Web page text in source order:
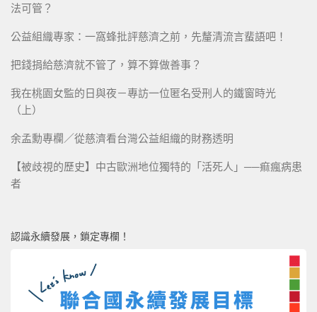
法可管？
公益組織專家：一窩蜂批評慈濟之前，先釐清流言蜚語吧！
把錢捐給慈濟就不管了，算不算做善事？
我在桃園女監的日與夜－專訪一位匿名受刑人的鐵窗時光
（上）
余孟勳專欄／從慈濟看台灣公益組織的財務透明
【被歧視的歷史】中古歐洲地位獨特的「活死人」──痲瘋病患
者
認識永續發展，鎖定專欄！